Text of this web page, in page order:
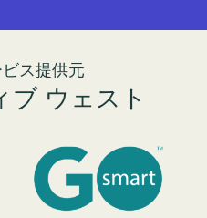
ス提供元
ブ ウェスト